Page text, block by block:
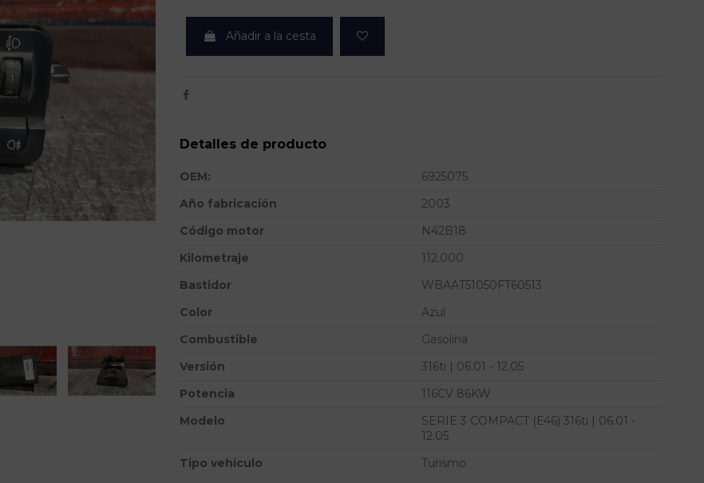
Añadir a la cesta
Detalles de producto
OEM:
6925075
Año fabricación
2003
Código motor
N42B18
Kilometraje
112.000
Bastidor
WBAAT51050FT60513
Color
Azul
Combustible
Gasolina
Versión
316ti | 06.01 - 12.05
Potencia
116CV 86KW
Modelo
SERIE 3 COMPACT (E46) 316ti | 06.01 -
12.05
Tipo vehículo
Turismo